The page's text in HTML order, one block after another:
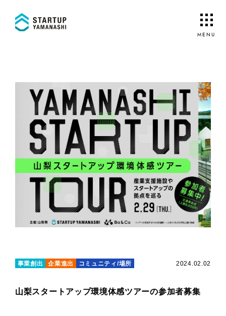
事業創出 企業進出 コミュニティ/場所 2024.02.02
山梨スタートアップ環境体感ツアーの参加者募集